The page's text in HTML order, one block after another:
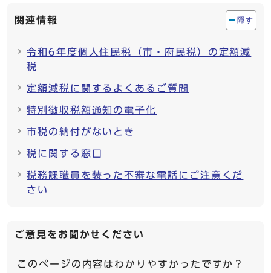
関連情報 隠す
令和6年度個人住民税（市・府民税）の定額減
税
定額減税に関するよくあるご質問
特別徴収税額通知の電子化
市税の納付がないとき
税に関する窓口
税務課職員を装った不審な電話にご注意くだ
さい
ご意見をお聞かせください
このページの内容はわかりやすかったですか？